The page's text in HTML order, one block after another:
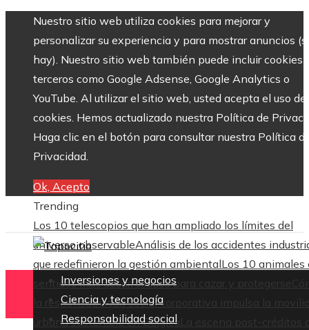
Nuestro sitio web utiliza cookies para mejorar y
personalizar su experiencia y para mostrar anuncios
hay). Nuestro sitio web también puede incluir cookies
terceros como Google Adsense, Google Analytics o
YouTube. Al utilizar el sitio web, usted acepta el uso de
cookies. Hemos actualizado nuestra Política de
Haga clic en el botón para consultar nuestra Política
Privacidad.
Ok, Acepto
Trending
Los 10 telescopios que han ampliado los límites del
universo observableAnálisis de los accidentes
que redefinieron la gestión ambientalLos 10 animales
sentidos más desarrollados para cazar y protegerse
la responsabilidad social corporativa impulsa la
urbana sostenible en Bélgica La escena post-créditos
Inversiones y negocios
Ciencia y tecnología
Responsabilidad social